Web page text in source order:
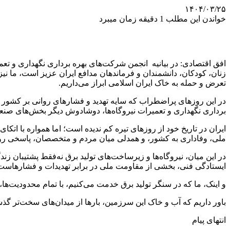
۱۴۰۴/۰۳/۲۵
خواندن این مطلب 1 دقیقه زمان میبرد
افق اقتصادی: در بیانیه انجمن شرکت‌های بهره برداری نگهداری و
زنان، کودکان، دانشمندان و فرماندهان مدافع ایران عزیز است،
تعرض و حمله به خاک ایران اسلامی ابراز می‌داریم.
در این روزهای پراضطراب که سایه تهدید و فشارهای روانی بر
برداری نگهداری و تعمیرات نیروگاه‌ها، دوشادوش دیگر بخش‌های
ایران در تاریخ خود از روزهای تیره کم ندیده است؛ اما همواره با
ملی، وفاداری به کشور، و همدلی میان مردم و متخصصان، پاسخی
در این میان، نیروگاه‌ها و زیرساخت‌های تولید برق نه‌فقط
ایستادگی فنی، بخشی از مقاومت ملی در برابر تهدیدات و
و اینک، ما که در سنگر تولید برق خدمت می‌کنیم، با تمام
باور داریم که آب و خاک این سرزمین، بارها از میدان‌های سخت‌تر
انتهای پیام